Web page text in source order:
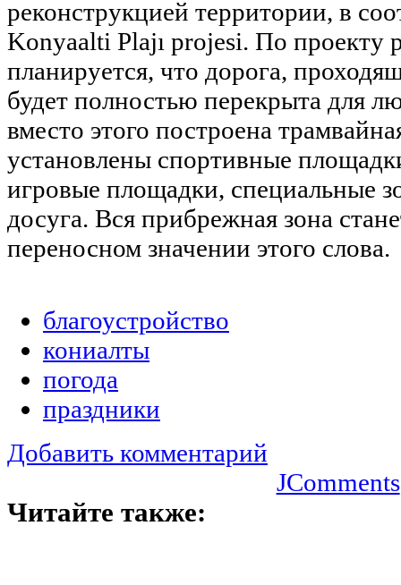
реконструкцией территории, в
Konyaalti Plajı projesi. По проекту
планируется, что дорога,
будет полностью перекрыта для
вместо этого построена
установлены спортивные
игровые площадки, специальные
досуга. Вся прибрежная зона
переносном значении этого слова.
благоустройство
кониалты
погода
праздники
Добавить комментарий
JComments
Читайте также: